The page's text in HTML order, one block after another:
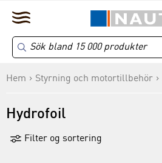
Hem Styrning och motortillbehör
Hydrofoil
Filter og sortering